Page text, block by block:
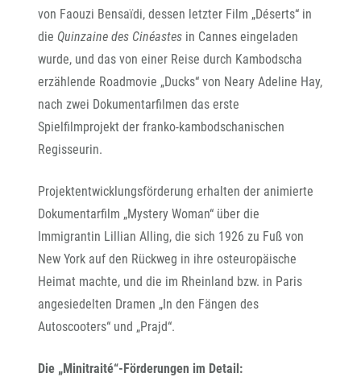
von Faouzi Bensaïdi, dessen letzter Film „Déserts“ in
die Quinzaine des Cinéastes in Cannes eingeladen
wurde, und das von einer Reise durch Kambodscha
erzählende Roadmovie „Ducks“ von Neary Adeline Hay,
nach zwei Dokumentarfilmen das erste
Spielfilmprojekt der franko-kambodschanischen
Regisseurin.
Projektentwicklungsförderung erhalten der animierte
Dokumentarfilm „Mystery Woman“ über die
Immigrantin Lillian Alling, die sich 1926 zu Fuß von
New York auf den Rückweg in ihre osteuropäische
Heimat machte, und die im Rheinland bzw. in Paris
angesiedelten Dramen „In den Fängen des
Autoscooters“ und „Prajd“.
Die „Minitraité“-Förderungen im Detail: